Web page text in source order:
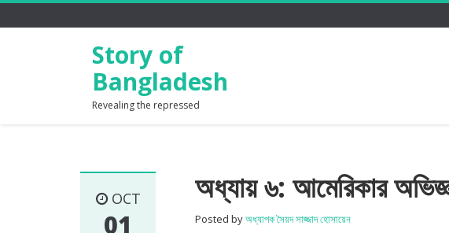
Story of
Bangladesh
Revealing the repressed
OCT
01
অধ্যায় ৬: আমেরিকার
Posted byঅধ্যাপক সৈয়দ সাজ্জাদ হোসায়েন